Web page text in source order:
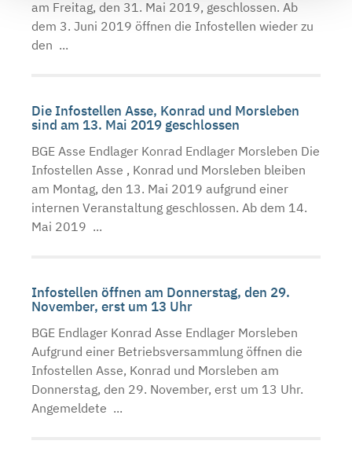
am Freitag, den 31. Mai 2019, geschlossen. Ab
dem 3. Juni 2019 öffnen die Infostellen wieder zu
den ...
Die Infostellen Asse, Konrad und Morsleben
sind am 13. Mai 2019 geschlossen
BGE Asse Endlager Konrad Endlager Morsleben Die
Infostellen Asse , Konrad und Morsleben bleiben
am Montag, den 13. Mai 2019 aufgrund einer
internen Veranstaltung geschlossen. Ab dem 14.
Mai 2019 ...
Infostellen öffnen am Donnerstag, den 29.
November, erst um 13 Uhr
BGE Endlager Konrad Asse Endlager Morsleben
Aufgrund einer Betriebsversammlung öffnen die
Infostellen Asse, Konrad und Morsleben am
Donnerstag, den 29. November, erst um 13 Uhr.
Angemeldete ...